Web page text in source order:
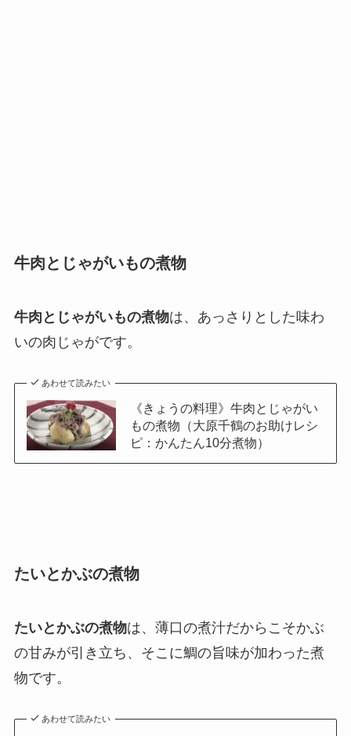
牛肉とじゃがいもの煮物
牛肉とじゃがいもの煮物は、あっさりとした味わ
いの肉じゃがです。
あわせて読みたい
《きょうの料理》牛肉とじゃがい
もの煮物（大原千鶴のお助けレシ
ピ：かんたん10分煮物）
たいとかぶの煮物
たいとかぶの煮物は、薄口の煮汁だからこそかぶ
の甘みが引き立ち、そこに鯛の旨味が加わった煮
物です。
あわせて読みたい